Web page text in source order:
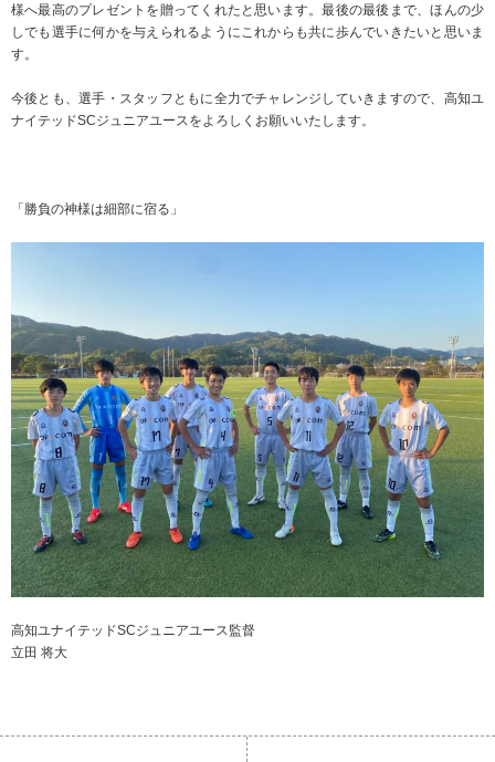
様へ最高のプレゼントを贈ってくれたと思います。最後の最後まで、ほんの少
しでも選手に何かを与えられるようにこれからも共に歩んでいきたいと思いま
す。
今後とも、選手・スタッフともに全力でチャレンジしていきますので、高知ユ
ナイテッドSCジュニアユースをよろしくお願いいたします。
「勝負の神様は細部に宿る」
高知ユナイテッドSCジュニアユース監督
立田 将大